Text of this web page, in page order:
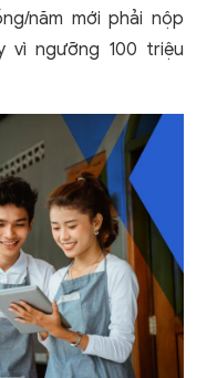
năm mới phải nộp
vì ngưỡng 100 triệu